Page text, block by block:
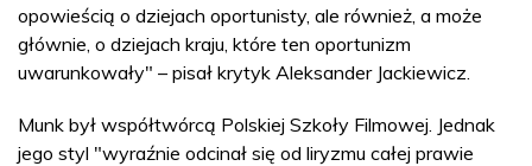
opowieścią o dziejach oportunisty, ale również, a może
głównie, o dziejach kraju, które ten oportunizm
uwarunkowały" – pisał krytyk Aleksander Jackiewicz.
Munk był współtwórcą Polskiej Szkoły Filmowej. Jednak
jego styl "wyraźnie odcinał się od liryzmu całej prawie